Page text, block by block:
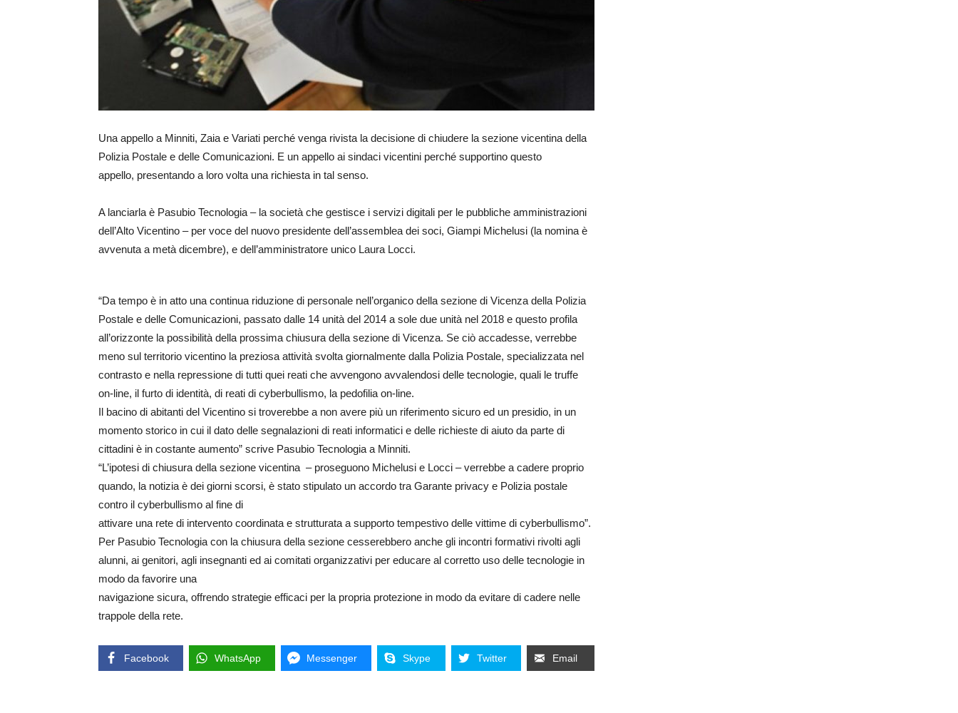
Una appello a Minniti, Zaia e Variati perché venga rivista la decisione di chiudere la sezione vicentina della
Polizia Postale e delle Comunicazioni. E un appello ai sindaci vicentini perché supportino questo
appello, presentando a loro volta una richiesta in tal senso.
A lanciarla è Pasubio Tecnologia – la società che gestisce i servizi digitali per le pubbliche amministrazioni
dell’Alto Vicentino – per voce del nuovo presidente dell’assemblea dei soci, Giampi Michelusi (la nomina è
avvenuta a metà dicembre), e dell’amministratore unico Laura Locci.
“Da tempo è in atto una continua riduzione di personale nell’organico della sezione di Vicenza della Polizia
Postale e delle Comunicazioni, passato dalle 14 unità del 2014 a sole due unità nel 2018 e questo profila
all’orizzonte la possibilità della prossima chiusura della sezione di Vicenza. Se ciò accadesse, verrebbe
meno sul territorio vicentino la preziosa attività svolta giornalmente dalla Polizia Postale, specializzata nel
contrasto e nella repressione di tutti quei reati che avvengono avvalendosi delle tecnologie, quali le truffe
on-line, il furto di identità, di reati di cyberbullismo, la pedofilia on-line.
Il bacino di abitanti del Vicentino si troverebbe a non avere più un riferimento sicuro ed un presidio, in un
momento storico in cui il dato delle segnalazioni di reati informatici e delle richieste di aiuto da parte di
cittadini è in costante aumento” scrive Pasubio Tecnologia a Minniti.
“L’ipotesi di chiusura della sezione vicentina – proseguono Michelusi e Locci – verrebbe a cadere proprio
quando, la notizia è dei giorni scorsi, è stato stipulato un accordo tra Garante privacy e Polizia postale
contro il cyberbullismo al fine di
attivare una rete di intervento coordinata e strutturata a supporto tempestivo delle vittime di cyberbullismo”.
Per Pasubio Tecnologia con la chiusura della sezione cesserebbero anche gli incontri formativi rivolti agli
alunni, ai genitori, agli insegnanti ed ai comitati organizzativi per educare al corretto uso delle tecnologie in
modo da favorire una
navigazione sicura, offrendo strategie efficaci per la propria protezione in modo da evitare di cadere nelle
trappole della rete.
Facebook WhatsApp Messenger Skype Twitter Email